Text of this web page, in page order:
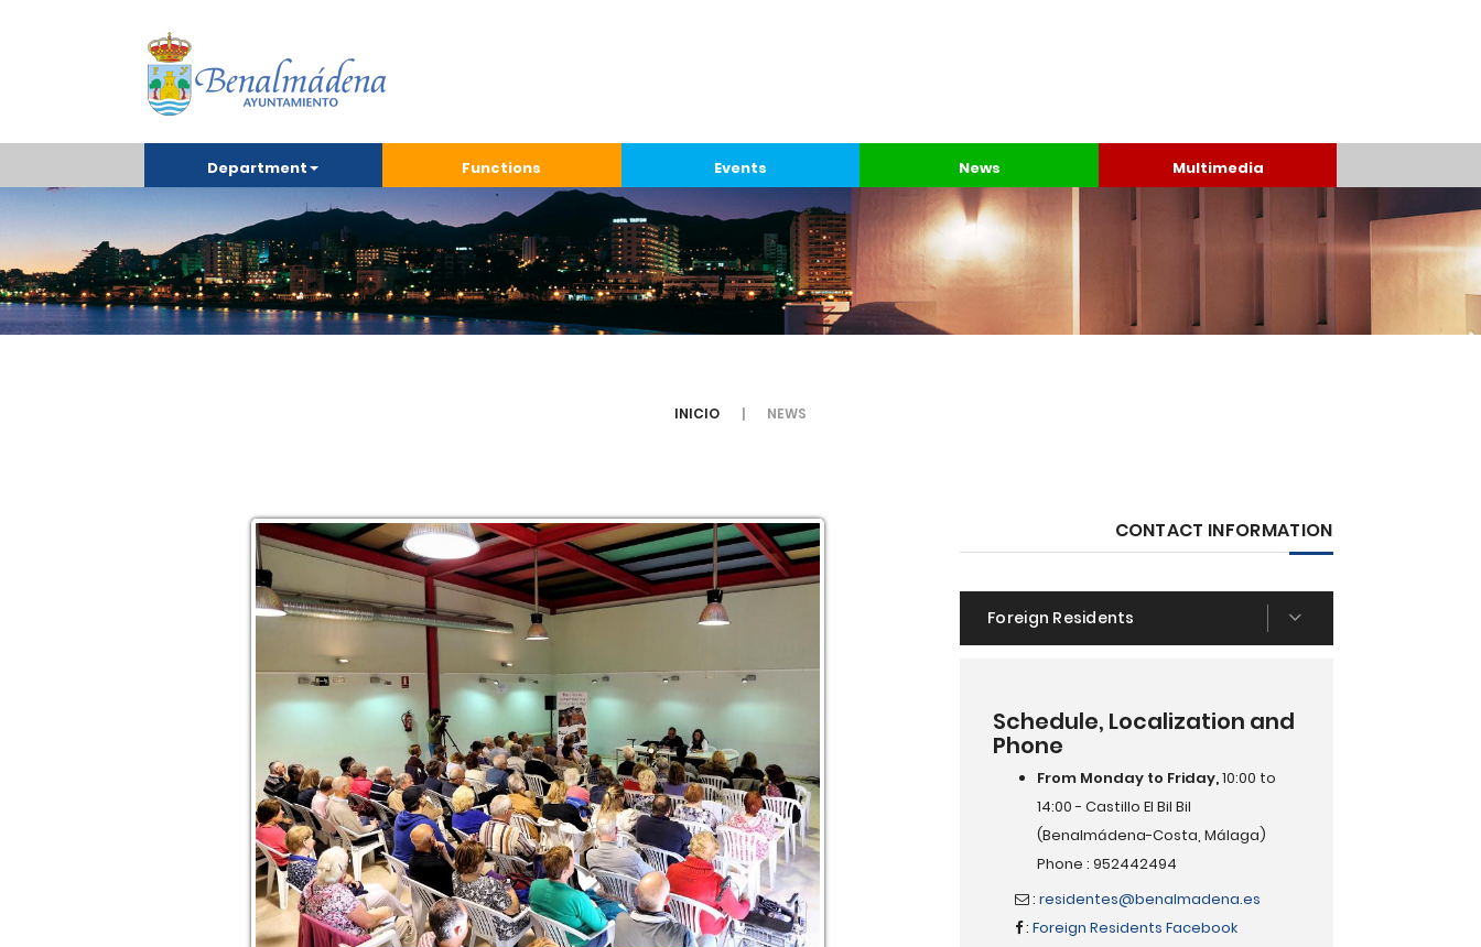
Department Functions Events News Multimedia
INICIO NEWS
CONTACT INFORMATION
Foreign Residents
Schedule, Localization and
Phone
From Monday to Friday,10:00 to
14:00 - Castillo El Bil Bil
(Benalmádena-Costa, Málaga)
Phone : 952442494
:residentes@benalmadena.es
:Foreign Residents Facebook